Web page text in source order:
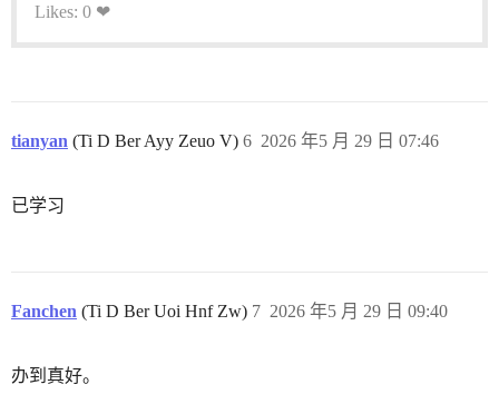
Likes: 0 ❤
tianyan (Ti D Ber Ayy Zeuo V) 2026 年5 月 29 日 07:46
6
已学习
Fanchen (Ti D Ber Uoi Hnf Zw) 2026 年5 月 29 日 09:40
7
办到真好。